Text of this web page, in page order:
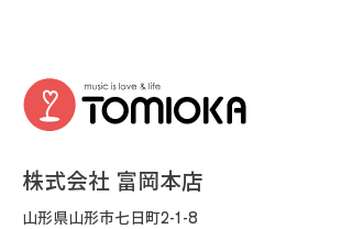
株式会社 富岡本店
山形県山形市七日町2-1-8